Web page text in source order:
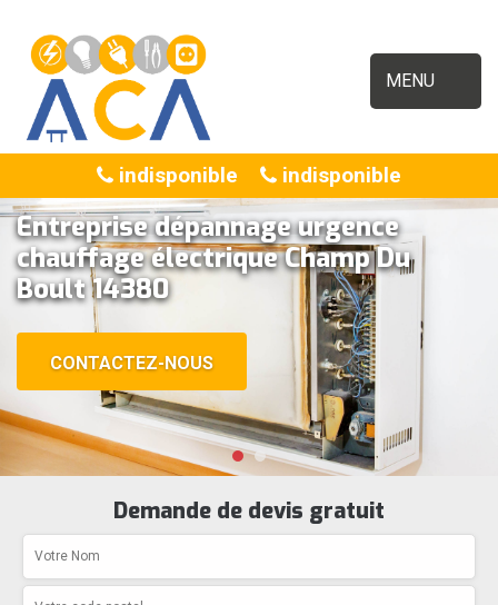
MENU
indisponible indisponible
Entreprise dépannage urgence
chauffage électrique Champ Du
Boult 14380
CONTACTEZ-NOUS
Demande de devis gratuit